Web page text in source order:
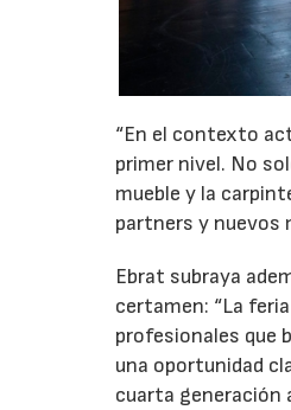
“En el contexto
primer nivel. No
mueble y la
partners y nuevos
Ebrat subraya
certamen: “La
profesionales que
una oportunidad
cuarta generación